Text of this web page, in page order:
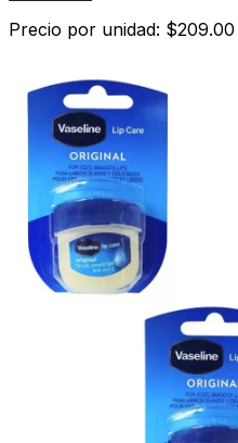
Precio por unidad: $209.00